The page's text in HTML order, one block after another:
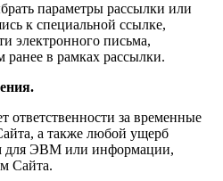
параметры рассылки или
к специальной ссылке,
электронного письма,
ранее в рамках рассылки.
ответственности за временные
а также любой ущерб
для ЭВМ или информации,
Сайта.